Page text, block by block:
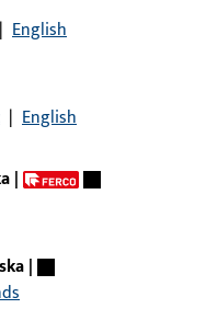
| English
| English
|
|
Općenito
Impressum
Opći uvjeti poslovanja